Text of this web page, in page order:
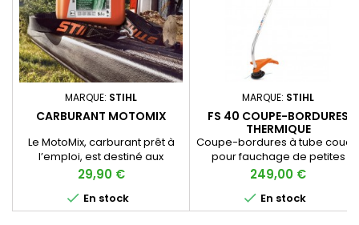
MARQUE: STIHL
CARBURANT MOTOMIX
Le MotoMix, carburant prêt à
l’emploi, est destiné aux
moteurs 2 temps et 4Mix
Prix
29,90 €
 En stock
MARQUE: STIHL
FS 40 COUPE-BORDURES
THERMIQUE
Coupe-bordures à tube coudé
pour fauchage de petites
surfaces et des travaux de
finitions.
Prix
249,00 €
 En stock